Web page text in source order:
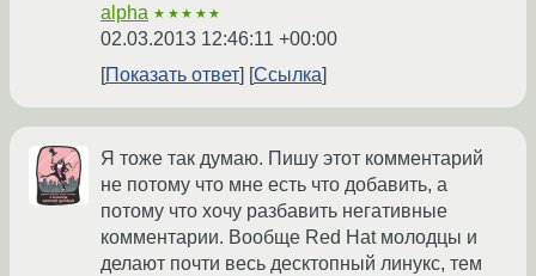
alpha ★★★★★
02.03.2013 12:46:11 +00:00
Показать ответ
Ссылка
Я тоже так думаю. Пишу этот комментарий
не потому что мне есть что добавить, а
потому что хочу разбавить негативные
комментарии. Вообще Red Hat молодцы и
делают почти весь десктопный линукс, тем